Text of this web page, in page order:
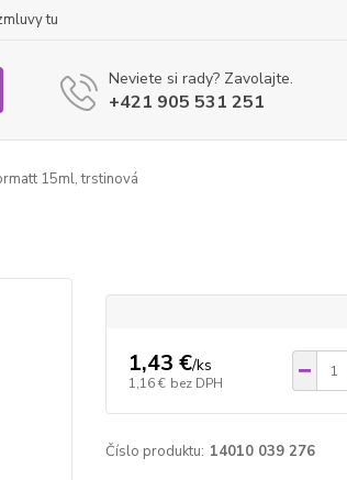
tu
Neviete si rady? Zavolajte.
+421 905 531 251
15ml, trstinová
1,43 €/ks
1,16 € bez DPH
Číslo produktu: 14010 039 276